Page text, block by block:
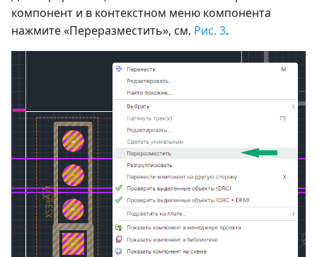
компонент и в контекстном меню компонента
нажмите «Переразместить», см. Рис. 3.